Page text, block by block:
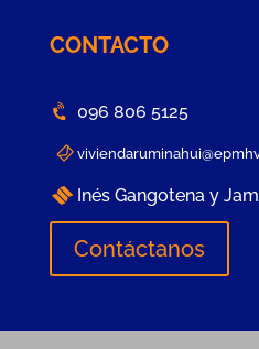
CONTACTO
096 806 5125
Inés Gangotena y
Contáctanos